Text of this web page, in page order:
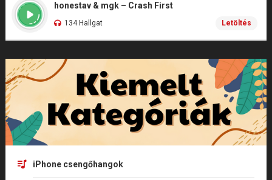
honestav & mgk – Crash First
134 Hallgat Letöltés
iPhone csengőhangok